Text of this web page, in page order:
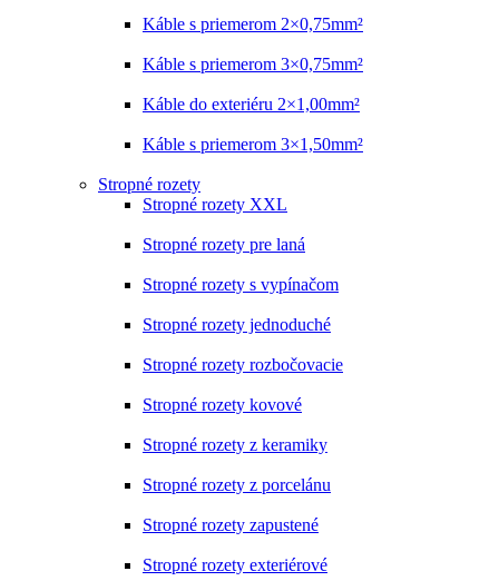
Káble s priemerom 2×0,75mm²
Káble s priemerom 3×0,75mm²
Káble do exteriéru 2×1,00mm²
Káble s priemerom 3×1,50mm²
Stropné rozety
Stropné rozety XXL
Stropné rozety pre laná
Stropné rozety s vypínačom
Stropné rozety jednoduché
Stropné rozety rozbočovacie
Stropné rozety kovové
Stropné rozety z keramiky
Stropné rozety z porcelánu
Stropné rozety zapustené
Stropné rozety exteriérové